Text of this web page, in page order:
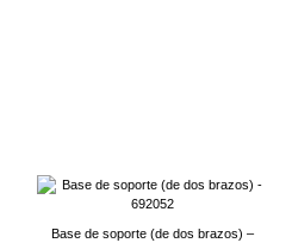
Base de soporte (de dos brazos) –